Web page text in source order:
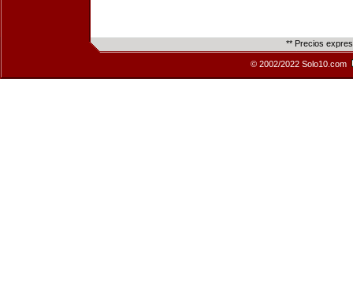
** Precios
© 2002/2022 Solo10.com